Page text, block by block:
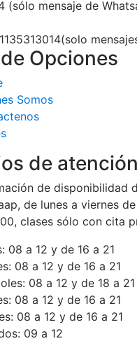
(sólo mensaje de
Opciones
Somos
de atención
de disponibilidad
de lunes a viernes
clases sólo con cita
08 a 12 y de 16 a 21
08 a 12 y de 16 a 21
08 a 12 y de 18 a 21
08 a 12 y de 16 a 21
08 a 12 y de 16 a 21
09 a 12